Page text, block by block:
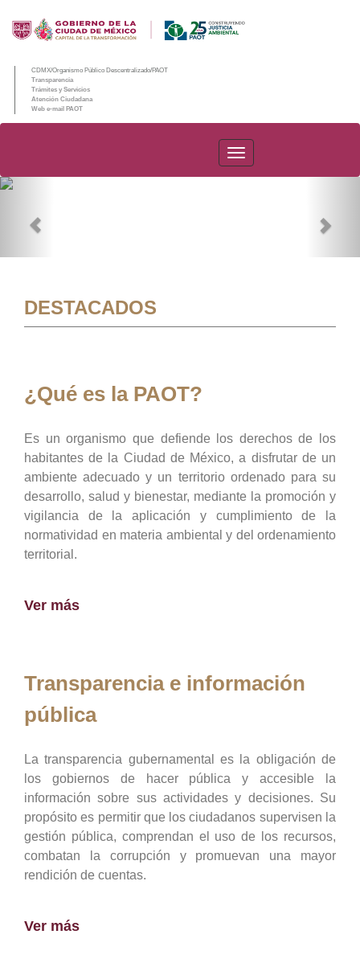
CDMX/Organismo Público Descentralizado/PAOT
Transparencia
Trámites y Servicios
Atención Ciudadana
Web e-mail PAOT
PAOT
DESTACADOS
¿Qué es la PAOT?
Es un organismo que defiende los derechos de los
habitantes de la Ciudad de México, a disfrutar de un
ambiente adecuado y un territorio ordenado para su
desarrollo, salud y bienestar, mediante la promoción y
vigilancia de la aplicación y cumplimiento de la
normatividad en materia ambiental y del ordenamiento
territorial.
Ver más
Transparencia e información
pública
La transparencia gubernamental es la obligación de
los gobiernos de hacer pública y accesible la
información sobre sus actividades y decisiones. Su
propósito es permitir que los ciudadanos supervisen la
gestión pública, comprendan el uso de los recursos,
combatan la corrupción y promuevan una mayor
rendición de cuentas.
Ver más